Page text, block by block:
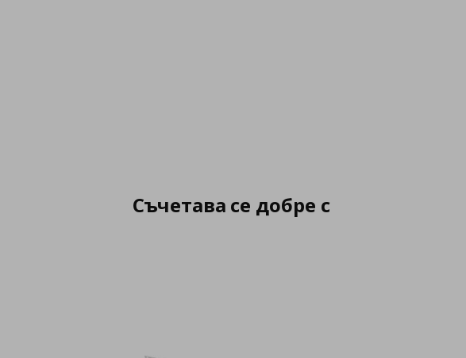
Съчетава се добре с